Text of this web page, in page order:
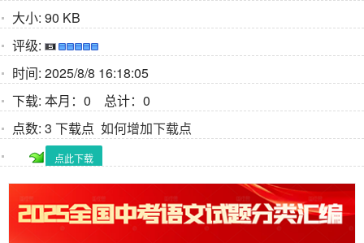
大小: 90 KB
评级:
时间: 2025/8/8 16:18:05
下载: 本月：0 总计：0
点数: 3 下载点 如何增加下载点
点此下载